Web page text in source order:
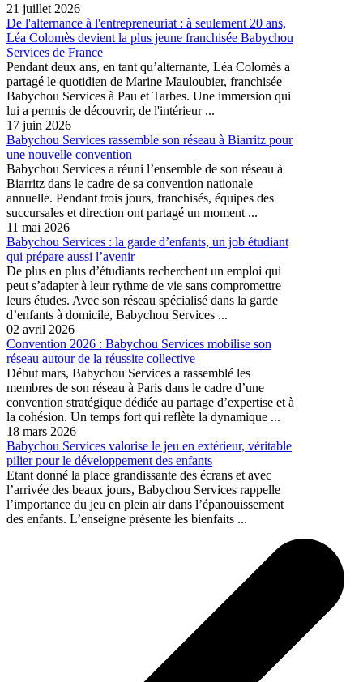
21 juillet 2026
De l'alternance à l'entrepreneuriat : à seulement 20 ans,
Léa Colomès devient la plus jeune franchisée Babychou
Services de France
Pendant deux ans, en tant qu’alternante, Léa Colomès a
partagé le quotidien de Marine Mauloubier, franchisée
Babychou Services à Pau et Tarbes. Une immersion qui
lui a permis de découvrir, de l'intérieur ...
17 juin 2026
Babychou Services rassemble son réseau à Biarritz pour
une nouvelle convention
Babychou Services a réuni l’ensemble de son réseau à
Biarritz dans le cadre de sa convention nationale
annuelle. Pendant trois jours, franchisés, équipes des
succursales et direction ont partagé un moment ...
11 mai 2026
Babychou Services : la garde d’enfants, un job étudiant
qui prépare aussi l’avenir
De plus en plus d’étudiants recherchent un emploi qui
peut s’adapter à leur rythme de vie sans compromettre
leurs études. Avec son réseau spécialisé dans la garde
d’enfants à domicile, Babychou Services ...
02 avril 2026
Convention 2026 : Babychou Services mobilise son
réseau autour de la réussite collective
Début mars, Babychou Services a rassemblé les
membres de son réseau à Paris dans le cadre d’une
convention stratégique dédiée au partage d’expertise et à
la cohésion. Un temps fort qui reflète la dynamique ...
18 mars 2026
Babychou Services valorise le jeu en extérieur, véritable
pilier pour le développement des enfants
Etant donné la place grandissante des écrans et avec
l’arrivée des beaux jours, Babychou Services rappelle
l’importance du jeu en plein air dans l’épanouissement
des enfants. L’enseigne présente les bienfaits ...